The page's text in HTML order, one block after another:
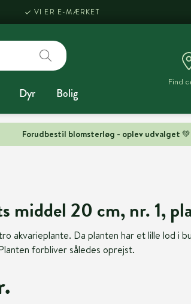
Forudbestil blomsterløg - oplev udvalget 💚
VI ER E-MÆRKET
Dyr Bolig
Find
middel 20 cm, nr. 1,
akvarieplante. Da planten har et lille lod i
forbliver således oprejst.